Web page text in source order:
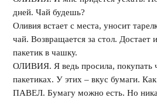
дней. Чай будешь?
Оливия встает с места, уносит
чай. Возвращается за стол. Достает
пакетик в чашку.
ОЛИВИЯ. Я ведь просила, покупать
пакетиках. У этих – вкус бумаги.
ПАВЕЛ. Бумагу можно есть. Но